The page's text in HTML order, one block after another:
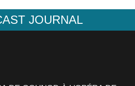
JOURNAL